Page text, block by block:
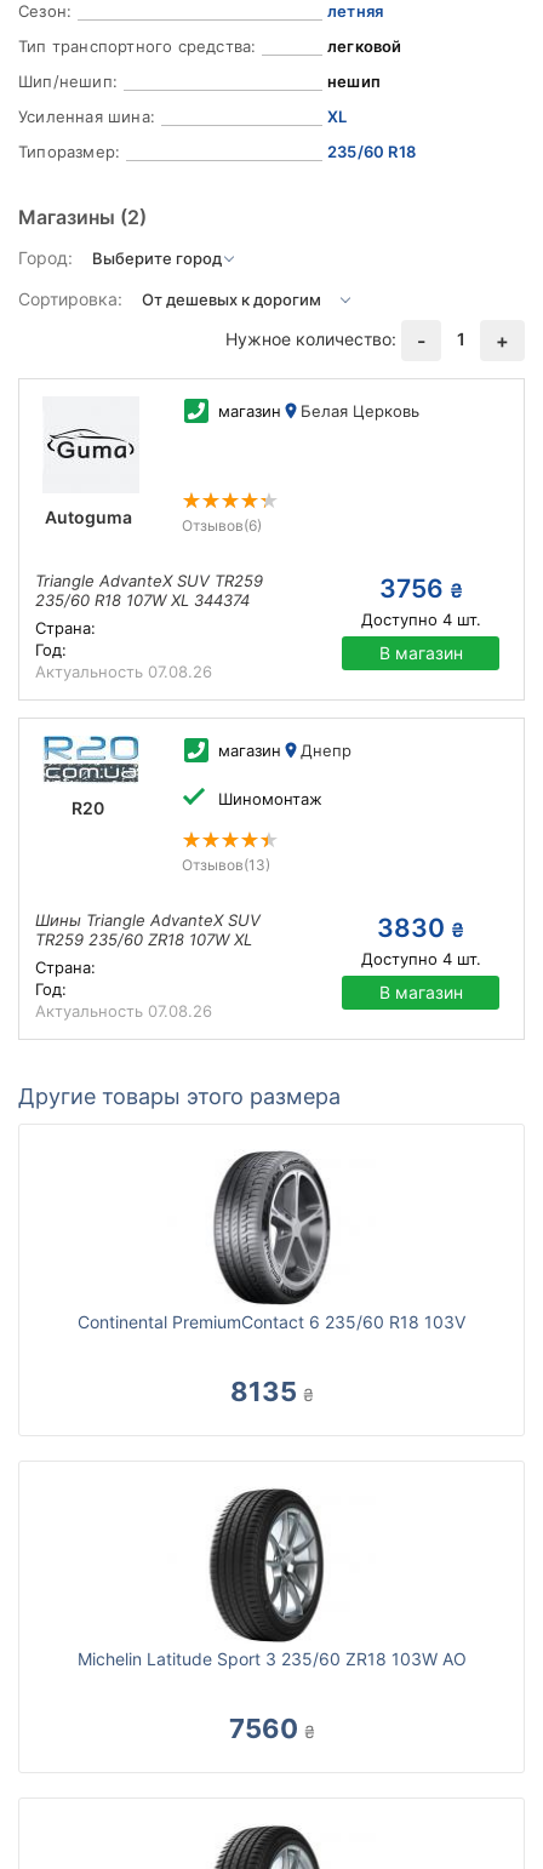
Сезон:
летняя
Тип транспортного средства:
легковой
Шип/нешип:
нешип
Усиленная шина:
XL
Типоразмер:
235/60 R18
Магазины (2)
Город:
Сортировка:
Нужное количество:
- 1 +
Autoguma
магазин Белая Церковь
Отзывов(6)
Triangle AdvanteX SUV TR259
235/60 R18 107W XL 344374
Страна:
Год:
Актуальность 07.08.26
3756 ₴
Доступно 4шт.
В магазин
R20
магазин Днепр
Шиномонтаж
Отзывов(13)
Шины Triangle AdvanteX SUV
TR259 235/60 ZR18 107W XL
Страна:
Год:
Актуальность 07.08.26
3830 ₴
Доступно 4шт.
В магазин
Другие товары этого размера
Continental PremiumContact 6 235/60 R18 103V
8135 ₴
Michelin Latitude Sport 3 235/60 ZR18 103W AO
7560 ₴